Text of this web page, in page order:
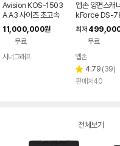
Avision KOS-1503
A A3 사이즈 초고속
양면 스캐너 150pp
m/300ipm
11,000,000원
무료
시너그래프
엡손 양면스캐
kForce DS-
무선
최저
무료
엡손
별
점
4.79 리
뷰
(39)
판매처40
전체보기